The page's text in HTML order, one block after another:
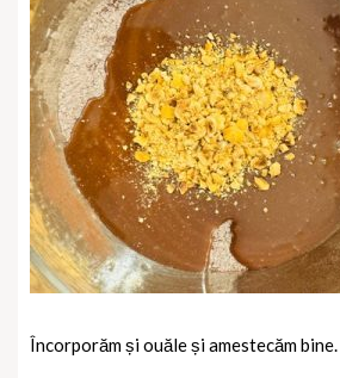
Încorporăm și ouăle și amestecăm bine.